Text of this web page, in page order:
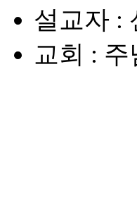
설교자 :
교회 :